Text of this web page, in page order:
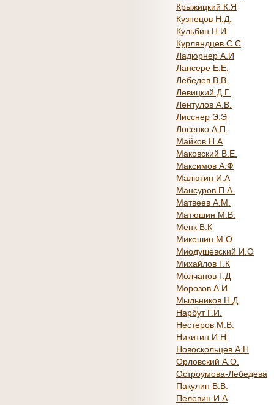
Крыжицкий К.Я
Кузнецов Н.Д.
Кульбин Н.И.
Курляндцев С.С
Ладюрнер А.И
Лансере Е.Е.
Лебедев В.В.
Левицкий Д.Г.
Лентулов А.В.
Лисснер Э.Э
Лосенко А.П.
Майков Н.А
Маковский В.Е.
Максимов А.Ф
Малютин И.А
Мансуров П.А.
Матвеев А.М.
Матюшин М.В.
Менк В.К
Микешин М.О
Миодушевский И.О
Михайлов Г.К
Молчанов Г.Д
Морозов А.И.
Мыльников Н.Д
Нарбут Г.И.
Нестеров М.В.
Никитин И.Н.
Новоскольцев А.Н
Орловский А.О.
Остроумова-Лебедева
Пакулин В.В.
Пелевин И.А